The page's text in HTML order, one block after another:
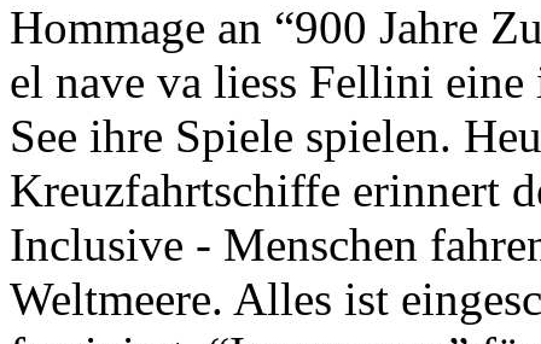
Hommage an “900 Jahre
el nave va liess Fellini
See ihre Spiele spielen.
Kreuzfahrtschiffe erinnert
Inclusive - Menschen
Weltmeere. Alles ist